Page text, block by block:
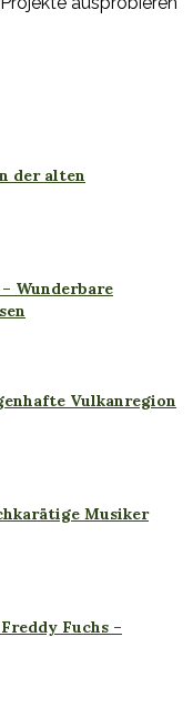
der alten
Wunderbare
Vulkanregion
Musiker
Fuchs –